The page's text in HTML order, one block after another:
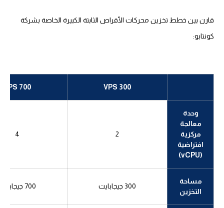
قارن بين خطط تخزين محركات الأقراص الثابتة الكبيرة الخاصة بشركة
كونتابو:
VPS 300
VPS 700
وحدة
معالجة
مركزية
افتراضية
(vCPU)
2
4
مساحة
التخزين
300 جيجابايت 700 جيجابايت